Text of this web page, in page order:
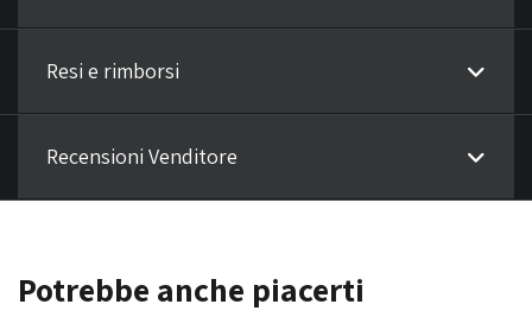
Resi e rimborsi
Recensioni Venditore
Potrebbe anche piacerti